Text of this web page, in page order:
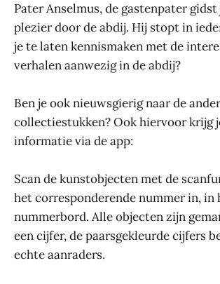
Pater Anselmus, de gastenpater
plezier door de abdij. Hij stopt in
je te laten kennismaken met de
verhalen aanwezig in de abdij?
Ben je ook nieuwsgierig naar de
collectiestukken? Ook hiervoor krijg
informatie via de app:
Scan de kunstobjecten met de
het corresponderende nummer in, in
nummerbord. Alle objecten zijn
een cijfer, de paarsgekleurde cijfers
echte aanraders.